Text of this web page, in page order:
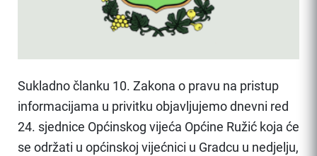
Sukladno članku 10. Zakona o pravu na pristup
informacijama u privitku objavljujemo dnevni red
24. sjednice Općinskog vijeća Općine Ružić koja će
se održati u općinskoj vijećnici u Gradcu u nedjelju,